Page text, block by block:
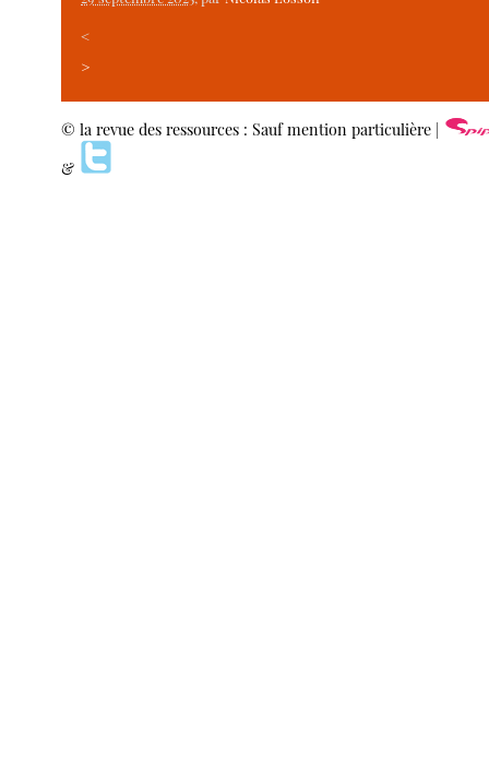
<
>
© la revue des ressources : Sauf mention particulière |
&